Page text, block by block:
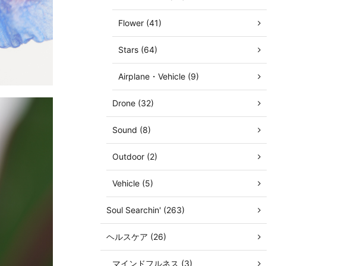
Flower (41)
Stars (64)
Airplane・Vehicle (9)
Drone (32)
Sound (8)
Outdoor (2)
Vehicle (5)
Soul Searchin' (263)
ヘルスケア (26)
マインドフルネス (3)